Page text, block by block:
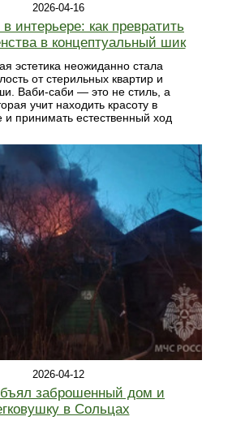
2026-04-16
интерьере: как превратить
в концептуальный шик
эстетика неожиданно стала
от стерильных квартир и
Ваби-саби — это не стиль, а
учит находить красоту в
и принимать естественный ход
2026-04-12
заброшенный дом и
в Сольцах